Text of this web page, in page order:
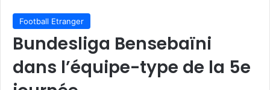
Football Etranger
Bundesliga Bensebaïni
dans l’équipe-type de la 5e